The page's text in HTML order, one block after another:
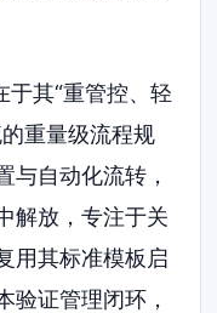
于其“重管控、轻
重量级流程规
与自动化流转，
解放，专注于关
用其标准模板启
验证管理闭环，